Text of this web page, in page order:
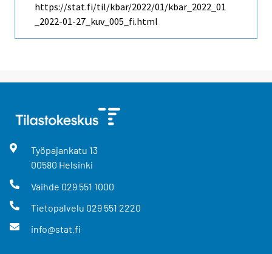
https://stat.fi/til/kbar/2022/01/kbar_2022_01
_2022-01-27_kuv_005_fi.html
Työpajankatu 13
00580 Helsinki
Vaihde 029 551 1000
Tietopalvelu 029 551 2220
info@stat.fi